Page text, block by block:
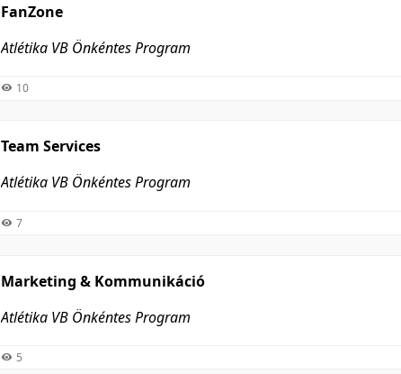
FanZone
Atlétika VB Önkéntes Program
10
Team Services
Atlétika VB Önkéntes Program
7
Marketing & Kommunikáció
Atlétika VB Önkéntes Program
5